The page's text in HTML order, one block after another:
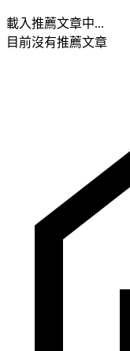
載入推薦文章中...
目前沒有推薦文章